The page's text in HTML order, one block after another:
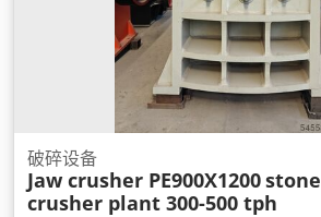
破碎设备
Jaw crusher PE900X1200stone
crusher plant 300-500 tph